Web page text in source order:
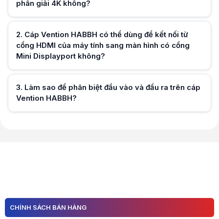
phân giải 4K không?
Hữu ích (0 )
2. Cáp Vention HABBH có thể dùng để kết nối từ
cổng HDMI của máy tính sang màn hình có cổng
Mini Displayport không?
3. Làm sao để phân biệt đầu vào và đầu ra trên cáp
Vention HABBH?
CHÍNH SÁCH BÁN HÀNG